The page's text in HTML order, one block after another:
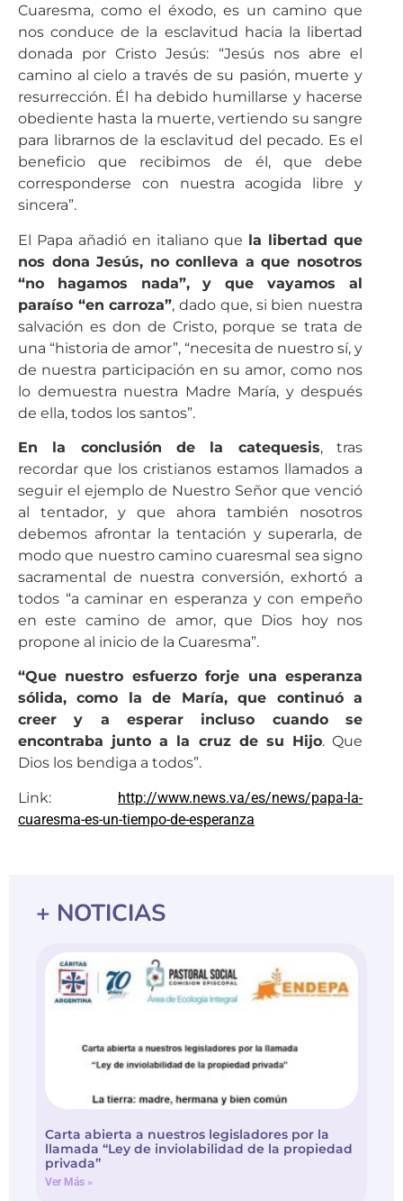
Cuaresma, como el éxodo, es un camino que
nos conduce de la esclavitud hacia la libertad
donada por Cristo Jesús: “Jesús nos abre el
camino al cielo a través de su pasión, muerte y
resurrección. Él ha debido humillarse y hacerse
obediente hasta la muerte, vertiendo su sangre
para librarnos de la esclavitud del pecado. Es el
beneficio que recibimos de él, que debe
corresponderse con nuestra acogida libre y
sincera”.
El Papa añadió en italiano que la libertad que
nos dona Jesús, no conlleva a que nosotros
“no hagamos nada”, y que vayamos al
paraíso “en carroza”, dado que, si bien nuestra
salvación es don de Cristo, porque se trata de
una “historia de amor”, “necesita de nuestro sí, y
de nuestra participación en su amor, como nos
lo demuestra nuestra Madre María, y después
de ella, todos los santos”.
En la conclusión de la catequesis, tras
recordar que los cristianos estamos llamados a
seguir el ejemplo de Nuestro Señor que venció
al tentador, y que ahora también nosotros
debemos afrontar la tentación y superarla, de
modo que nuestro camino cuaresmal sea signo
sacramental de nuestra conversión, exhortó a
todos “a caminar en esperanza y con empeño
en este camino de amor, que Dios hoy nos
propone al inicio de la Cuaresma”.
“Que nuestro esfuerzo forje una esperanza
sólida, como la de María, que continuó a
creer y a esperar incluso cuando se
encontraba junto a la cruz de su Hijo. Que
Dios los bendiga a todos”.
Link: http://www.news.va/es/news/papa-la-
cuaresma-es-un-tiempo-de-esperanza
+ NOTICIAS
Carta abierta a nuestros legisladores por la
llamada “Ley de inviolabilidad de la propiedad
privada”
Ver Más »